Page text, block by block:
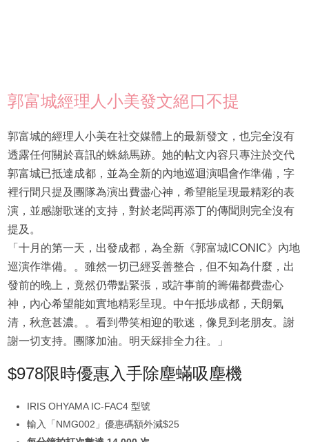
郭富城經理人小美發文絕口不提
郭富城的經理人小美在社交媒體上的最新發文，也完全沒有
透露任何關於喜訊的蛛絲馬跡。她的帖文內容只專注於交代
郭富城已抵達成都，並為全新的內地巡迴演唱會作準備，字
裡行間只提及團隊為演出費盡心神，希望能呈現最精彩的表
演，並感謝歌迷的支持，對於老闆再添丁的傳聞則完全沒有
提及。
「十月的第一天，出發成都，為全新《郭富城ICONIC》內地
巡演作準備。。雖然一切已經妥善整合，但不知為什麼，出
發前的晚上，竟然仍帶點緊張，或許事前的籌備都費盡心
神，內心希望能如實地精彩呈現。中午抵埗成都，天朗氣
清，秋意甚濃。。看到帶笑相迎的歌迷，像見到老朋友。謝
謝一切支持。團隊加油。明天綵排全力往。」
$978限時優惠入手除塵蟎吸塵機
IRIS OHYAMA IC-FAC4 型號
輸入「NMG002」優惠碼額外減$25